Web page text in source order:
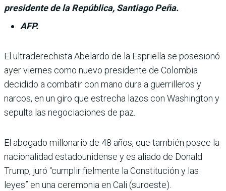
presidente de la República, Santiago Peña.
AFP.
El ultraderechista Abe­lardo de la Espriella se posesionó
ayer viernes como nuevo presi­dente de Colombia
decidido a combatir con mano dura a guerrilleros y
narcos, en un giro que estrecha lazos con Washington y
sepulta las negociaciones de paz.
El abogado millonario de 48 años, que también posee la
nacionalidad estadouni­dense y es aliado de Donald
Trump, juró “cumplir fiel­mente la Constitución y las
leyes” en una ceremonia en Cali (suroeste).